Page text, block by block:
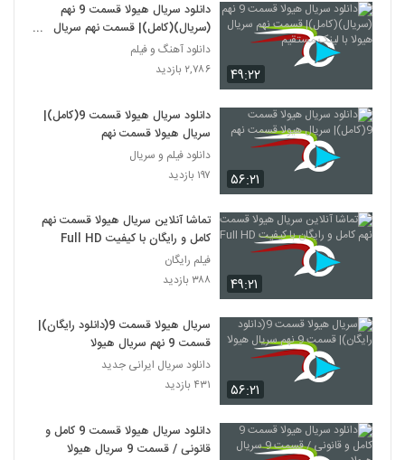
۴۹:۲۲
دانلود سریال هیولا قسمت 9 نهم
(سریال)(کامل)| قسمت نهم سریال
هیولا با لینک مستقیم
دانلود آهنگ و فیلم
۲,۷۸۶ بازدید
۵۶:۲۱
دانلود سریال هیولا قسمت 9(کامل)|
سریال هیولا قسمت نهم
دانلود فیلم و سریال
۱۹۷ بازدید
۴۹:۲۱
تماشا آنلاین سریال هیولا قسمت نهم
کامل و رایگان با کیفیت Full HD
فیلم رایگان
۳۸۸ بازدید
۵۶:۲۱
سریال هیولا قسمت 9(دانلود رایگان)|
قسمت 9 نهم سریال هیولا
دانلود سریال ایرانی جدید
۴۳۱ بازدید
دانلود سریال هیولا قسمت 9 کامل و
قانونی / قسمت 9 سریال هیولا